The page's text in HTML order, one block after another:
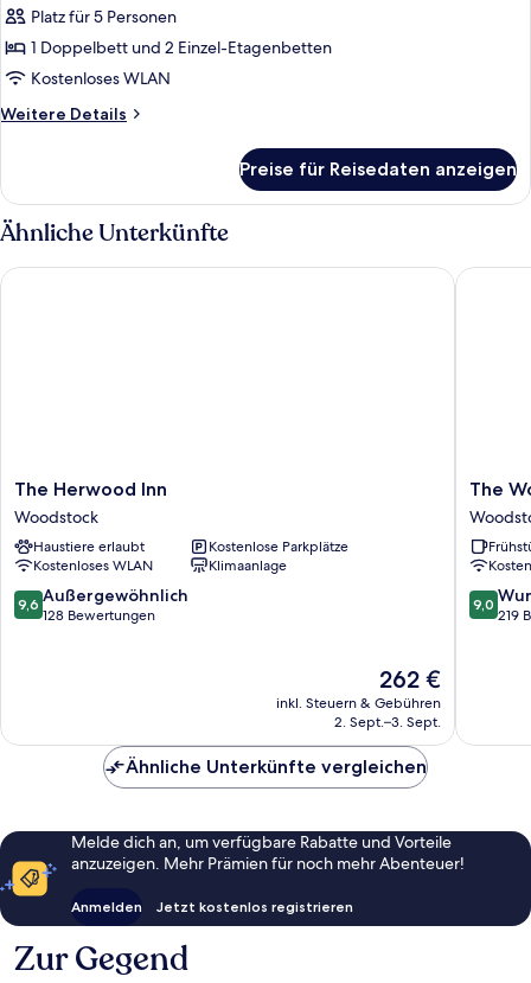
Basic-
Doppelzimmer,
Mehrere
Betten
anzeigen
Platz für 5 Personen
1 Doppelbett und 2 Einzel-Etagenbetten
Kostenloses WLAN
Weitere Details
Weitere
Doppelzimmer,
Mehrere
Betten
Preise für Reisedaten anzeigen
Ähnliche Unterkünfte
The
Herwood
Inn
Woodstock
The Herwood Inn
Woodstock
Haustiere erlaubt
Kostenlose Parkplätze
Kostenloses WLAN
Klimaanlage
9.6
von
9,6 Außergewöhnlich
128 Bewertungen
Der
Preis
beträgt
262 €
inkl. Steuern & Gebühren
2. Sept.–3. Sept.
The Herwood Inn
The
Inn
on
the
The
9.0
von
9,0
219
The
Ähnliche Unterkünfte vergleichen
Melde dich an, um verfügbare Rabatte und Vorteile
anzuzeigen. Mehr Prämien für noch mehr Abenteuer!
Anmelden Jetzt kostenlos registrieren
Zur Gegend